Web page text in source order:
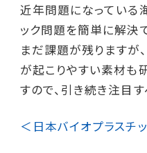
近年問題になっている
ック問題を簡単に解決
まだ課題が残りますが
が起こりやすい素材も
すので、引き続き注目す
＜日本バイオプラスチ